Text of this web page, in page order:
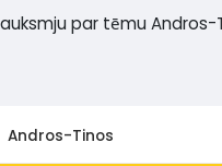
par tēmu Andros-
Andros-Tinos